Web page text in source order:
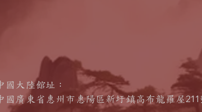
國大陸館址：
國廣東省惠州市惠陽區新圩鎮高布龍羅屋 211